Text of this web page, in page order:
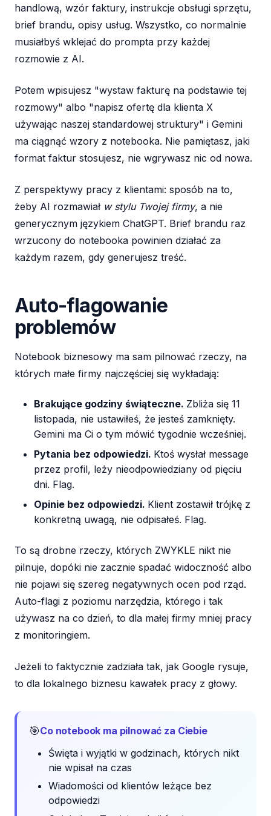
handlową, wzór faktury, instrukcje obsługi sprzętu,
brief brandu, opisy usług. Wszystko, co normalnie
musiałbyś wklejać do prompta przy każdej
rozmowie z AI.
Potem wpisujesz "wystaw fakturę na podstawie tej
rozmowy" albo "napisz ofertę dla klienta X
używając naszej standardowej struktury" i Gemini
ma ciągnąć wzory z notebooka. Nie pamiętasz, jaki
format faktur stosujesz, nie wgrywasz nic od nowa.
Z perspektywy pracy z klientami: sposób na to,
żeby AI rozmawiał w stylu Twojej firmy, a nie
generycznym językiem ChatGPT. Brief brandu raz
wrzucony do notebooka powinien działać za
każdym razem, gdy generujesz treść.
Auto-flagowanie
problemów
Notebook biznesowy ma sam pilnować rzeczy, na
których małe firmy najczęściej się wykładają:
Brakujące godziny świąteczne. Zbliża się 11
listopada, nie ustawiłeś, że jesteś zamknięty.
Gemini ma Ci o tym mówić tygodnie wcześniej.
Pytania bez odpowiedzi. Ktoś wysłał message
przez profil, leży nieodpowiedziany od pięciu
dni. Flag.
Opinie bez odpowiedzi. Klient zostawił trójkę z
konkretną uwagą, nie odpisałeś. Flag.
To są drobne rzeczy, których ZWYKLE nikt nie
pilnuje, dopóki nie zacznie spadać widoczność albo
nie pojawi się szereg negatywnych ocen pod rząd.
Auto-flagi z poziomu narzędzia, którego i tak
używasz na co dzień, to dla małej firmy mniej pracy
z monitoringiem.
Jeżeli to faktycznie zadziała tak, jak Google rysuje,
to dla lokalnego biznesu kawałek pracy z głowy.
🎯Co notebook ma pilnować za Ciebie
Święta i wyjątki w godzinach, których nikt
nie wpisał na czas
Wiadomości od klientów leżące bez
odpowiedzi